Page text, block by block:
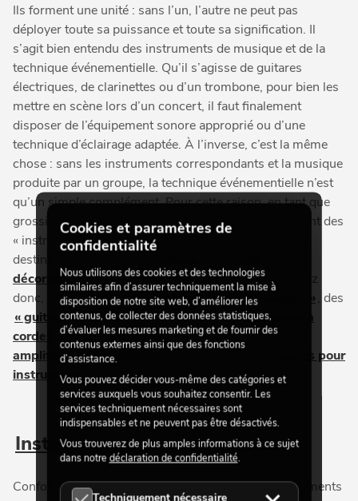
Ils forment une unité : sans l’un, l’autre ne peut pas
déployer toute sa puissance et toute sa signification. Il
s’agit bien entendu des instruments de musique et de la
technique événementielle. Qu’il s’agisse de guitares
électriques, de clarinettes ou d’un trombone, pour bien les
mettre en scène lors d’un concert, il faut finalement
disposer de l’équipement sonore approprié ou d’une
technique d’éclairage adaptée. À l’inverse, c’est la même
chose : sans les instruments correspondants et la musique
produite par un groupe, la technique événementielle n’est
qu’un simple complément. Pour cette raison, en tant que
grossiste, il nous paraît évident de proposer également des
« instruments de musique » en plus de l’équipement
destiné aux domaines
décoration ». Dans notre assortiment, vous trouverez
donc, outre différents« instruments de percussion », des
« guitares & basses »ainsi que des« instruments à
cordes », des« instruments à vent » , des «
amplificateurs & effets »
ainsi que les
« accessoires pour
instruments »correspondants.
Instruments de percussion
Conformément à la classification officielle des instruments
Cookies et paramètres de
confidentialité
Nous utilisons des cookies et des technologies
similaires afin d’assurer techniquement la mise à
disposition de notre site web, d’améliorer les
contenus, de collecter des données statistiques,
d’évaluer les mesures marketing et de fournir des
contenus externes ainsi que des fonctions
d’assistance.
Vous pouvez décider vous-même des catégories et
services auxquels vous souhaitez consentir. Les
services techniquement nécessaires sont
indispensables et ne peuvent pas être désactivés.
Vous trouverez de plus amples informations à ce sujet
dans notre déclaration de confidentialité.
Techniquement nécessaire